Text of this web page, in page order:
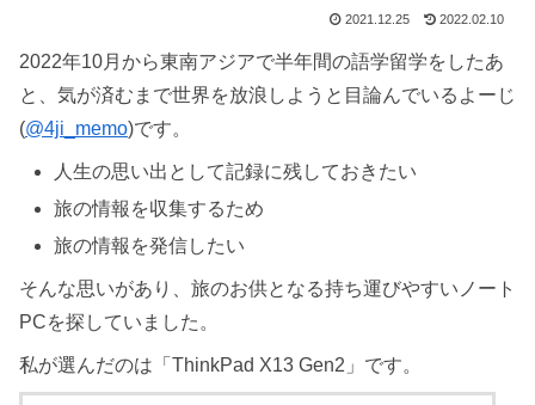
2021.12.25 2022.02.10
2022年10月から東南アジアで半年間の語学留学をしたあ
と、気が済むまで世界を放浪しようと目論んでいるよーじ
(@4ji_memo)です。
人生の思い出として記録に残しておきたい
旅の情報を収集するため
旅の情報を発信したい
そんな思いがあり、旅のお供となる持ち運びやすいノート
PCを探していました。
私が選んだのは「ThinkPad X13 Gen2」です。